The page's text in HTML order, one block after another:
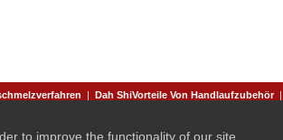
| Dah ShiVorteile Von Handlaufzubehör|
to improve the functionality of our site.